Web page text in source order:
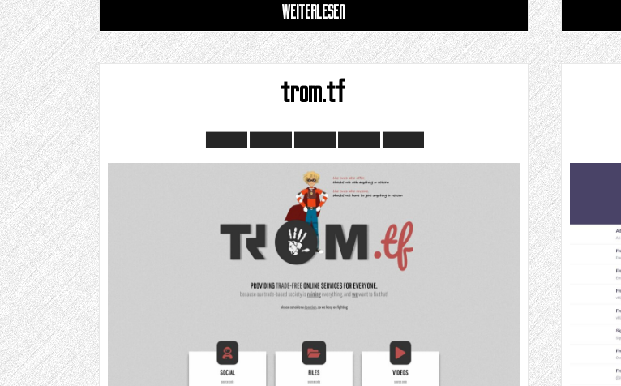
WEITERLESEN
trom.tf